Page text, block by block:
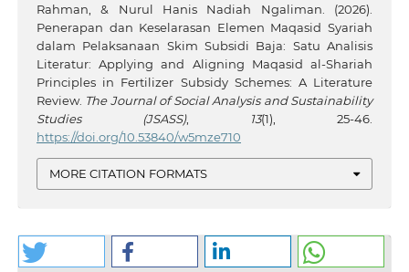
Rahman, & Nurul Hanis Nadiah Ngaliman. (2026).
Penerapan dan Keselarasan Elemen Maqasid Syariah
dalam Pelaksanaan Skim Subsidi Baja: Satu Analisis
Literatur: Applying and Aligning Maqasid al-Shariah
Principles in Fertilizer Subsidy Schemes: A Literature
Review. The Journal of Social Analysis and Sustainability
Studies (JSASS), 13(1), 25-46.
https://doi.org/10.53840/w5mze710
MORE CITATION FORMATS